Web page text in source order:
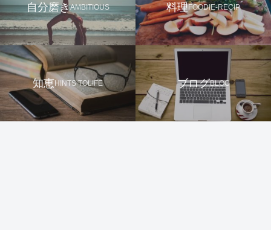
自分磨きAMBITIOUS 料理FOODIE-RECIP
知恵HINTS TOLIFE ブログBLOG